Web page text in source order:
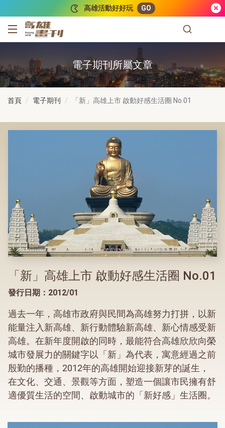
高雄活動好好玩 GO
高雄畫刊
電子期刊所屬文章
首頁 電子期刊 「新」高雄上市 啟動好感生活圈 No.01
「新」高雄上市 啟動好感生活圈 No.01
發行日期：2012/01
過去一年，高雄市政府與民間為高雄努力打拼，以新
能量注入新高雄、新行動體驗新高雄、新心情感受新
高雄。在新年度開啟的同時，最能符合高雄欣欣向榮
城市發展力的關鍵字以「新」為代表，寓意經過之前
殷勤的播種，2012年的高雄開始迎接新芽的誕生，
在文化、交通、景觀等方面，塑造一個讓市民擁有舒
適優質生活的空間、啟動城市的「新好感」生活圈。